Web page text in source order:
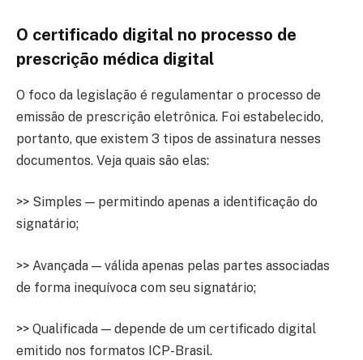
O certificado digital no processo de
prescrição médica digital
O foco da legislação é regulamentar o processo de
emissão de prescrição eletrônica. Foi estabelecido,
portanto, que existem 3 tipos de assinatura nesses
documentos. Veja quais são elas:
>> Simples — permitindo apenas a identificação do
signatário;
>> Avançada — válida apenas pelas partes associadas
de forma inequívoca com seu signatário;
>> Qualificada — depende de um certificado digital
emitido nos formatos ICP-Brasil.